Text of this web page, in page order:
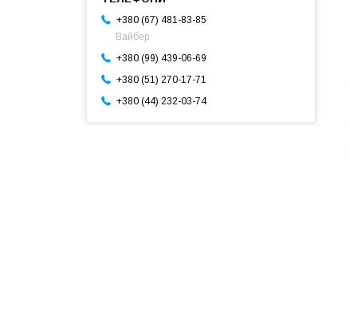
+380 (67) 481-83-85
Вайбер
+380 (99) 439-06-69
+380 (51) 270-17-71
+380 (44) 232-03-74